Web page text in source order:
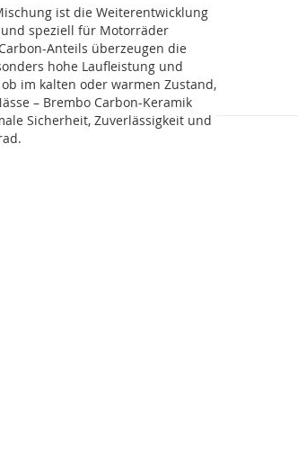
ist die Weiterentwicklung
speziell für Motorräder
Anteils überzeugen die
hohe Laufleistung und
im kalten oder warmen Zustand,
– Brembo Carbon-Keramik
Sicherheit, Zuverlässigkeit und